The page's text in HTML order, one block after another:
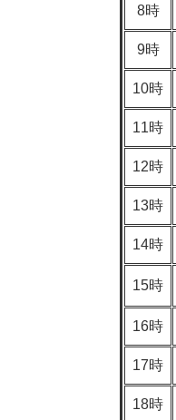
8時
9時
10時
11時
12時
13時
14時
15時
16時
17時
18時